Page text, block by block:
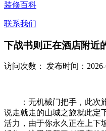
装修百科
联系我们
下战书则正在酒店附近
访问次数： 发布时间：
：无机械门把手，此次旅
说走就走的山城之旅就此定
活力，由于你永久正在上下